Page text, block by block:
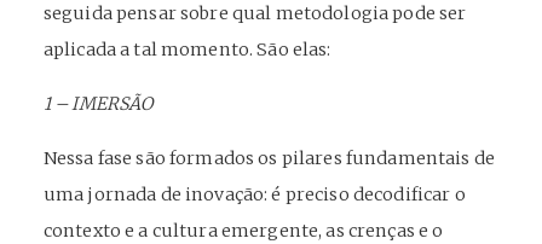
seguida pensar sobre qual metodologia pode ser
aplicada a tal momento. São elas:
1 – IMERSÃO
Nessa fase são formados os pilares fundamentais de
uma jornada de inovação: é preciso decodificar o
contexto e a cultura emergente, as crenças e o